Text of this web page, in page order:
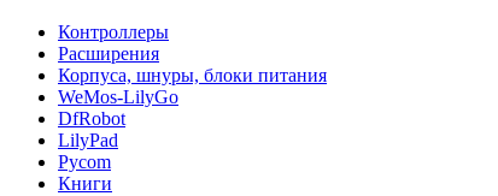
Контроллеры
Расширения
Корпуса, шнуры, блоки питания
WeMos-LilyGo
DfRobot
LilyPad
Pycom
Книги